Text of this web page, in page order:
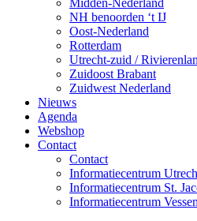
Midden-Nederland
NH benoorden ‘t IJ
Oost-Nederland
Rotterdam
Utrecht-zuid /
Zuidoost Brabant
Zuidwest Nederland
Nieuws
Agenda
Webshop
Contact
Contact
Informatiecentrum
Informatiecentrum St.
Informatiecentrum